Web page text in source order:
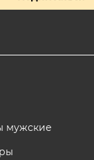
мужские